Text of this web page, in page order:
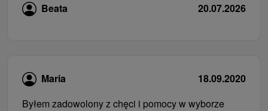
Beata 20.07.2026
Maria
18.09.2020
Byłem zadowolony z chęci i pomocy w wyborze